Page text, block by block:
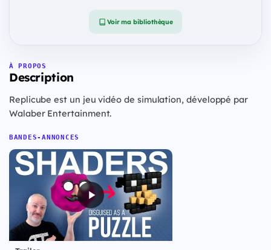
Voir ma bibliothèque
À PROPOS
Description
Replicube est un jeu vidéo de simulation, développé par
Walaber Entertainment.
BANDES-ANNONCES